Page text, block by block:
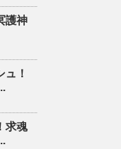
護神
！
求魂